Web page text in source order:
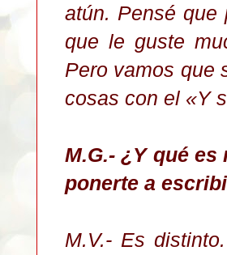
atún. Pensé que
que le guste
Pero vamos que
cosas con el «Y
M.G.- ¿Y qué
ponerte a
M.V.- Es